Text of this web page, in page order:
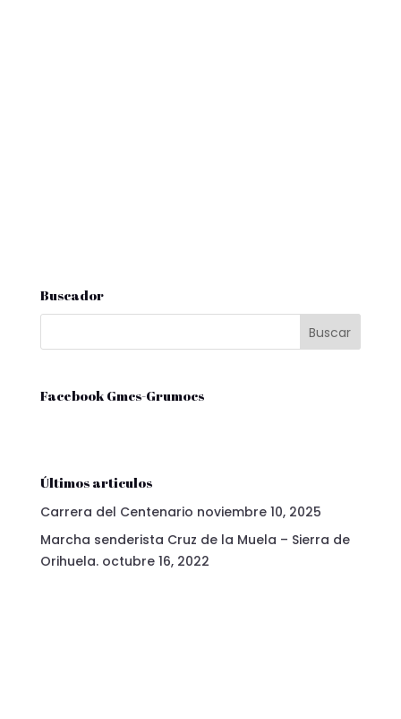
Buscador
Facebook Gmcs-Grumocs
Últimos articulos
Carrera del Centenario noviembre 10, 2025
Marcha senderista Cruz de la Muela – Sierra de
Orihuela. octubre 16, 2022